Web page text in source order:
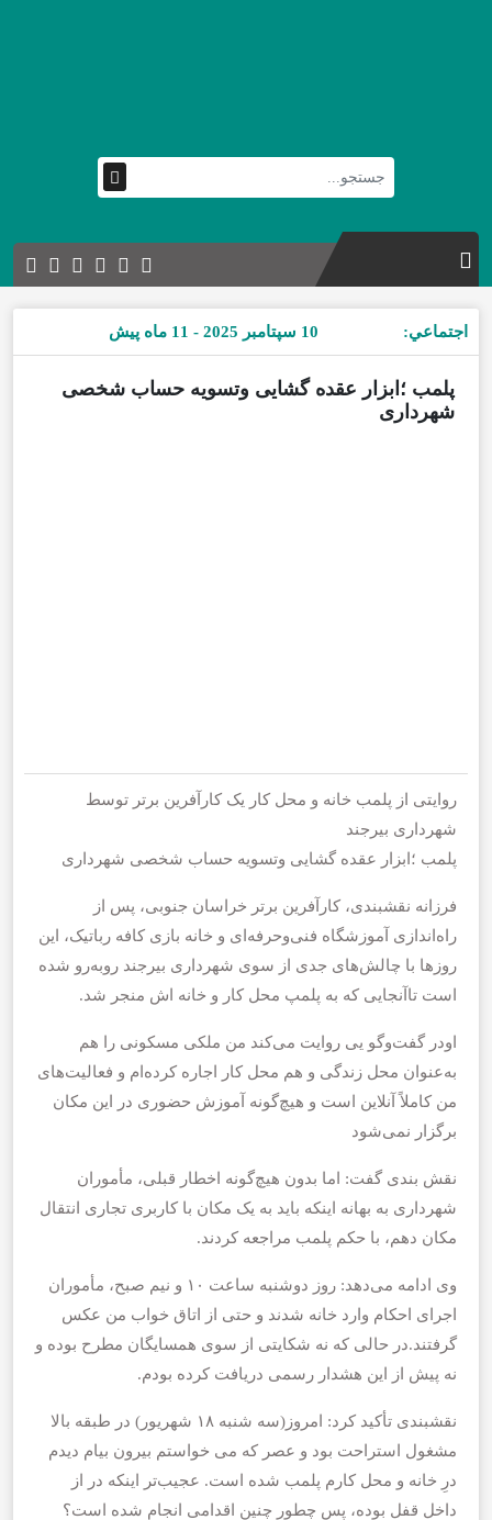
اجتماعي: 10 سپتامبر 2025 - 11 ماه پیش
پلمب ؛ابزار عقده گشایی ‌وتسویه حساب شخصی
شهرداری
روایتی از پلمب خانه و محل کار یک کارآفرین برتر توسط
شهرداری بیرجند
پلمب ؛ابزار عقده گشایی ‌وتسویه حساب شخصی شهرداری
فرزانه نقشبندی، کارآفرین برتر خراسان جنوبی، پس از
راه‌اندازی آموزشگاه فنی‌وحرفه‌ای و خانه بازی کافه رباتیک، این
روزها با چالش‌های جدی از سوی شهرداری بیرجند روبه‌رو شده
است تاآنجایی که به پلمپ محل کار و خانه اش منجر شد.
اودر گفت‌وگو یی روایت می‌کند من ملکی مسکونی را هم
به‌عنوان محل زندگی و هم محل کار اجاره کرده‌ام و فعالیت‌های
من کاملاً آنلاین است و هیچ‌گونه آموزش حضوری در این مکان
برگزار نمی‌شود
نقش بندی گفت: اما بدون هیچ‌گونه اخطار قبلی، مأموران
شهرداری به بهانه اینکه باید به یک مکان با کاربری تجاری انتقال
مکان دهم، با حکم پلمب مراجعه کردند.
وی ادامه می‌دهد: روز دوشنبه ساعت ۱۰ و نیم صبح، مأموران
اجرای احکام وارد خانه شدند و حتی از اتاق خواب من عکس
گرفتند.در حالی که نه شکایتی از سوی همسایگان مطرح بوده و
نه پیش از این هشدار رسمی دریافت کرده بودم.
نقشبندی تأکید کرد: امروز(سه شنبه ۱۸ شهریور) در طبقه بالا
مشغول استراحت بود و عصر که می خواستم بیرون بیام دیدم
درِ خانه و محل کارم پلمب شده است. عجیب‌تر اینکه در از
داخل قفل بوده، پس چطور چنین اقدامی انجام شده است؟